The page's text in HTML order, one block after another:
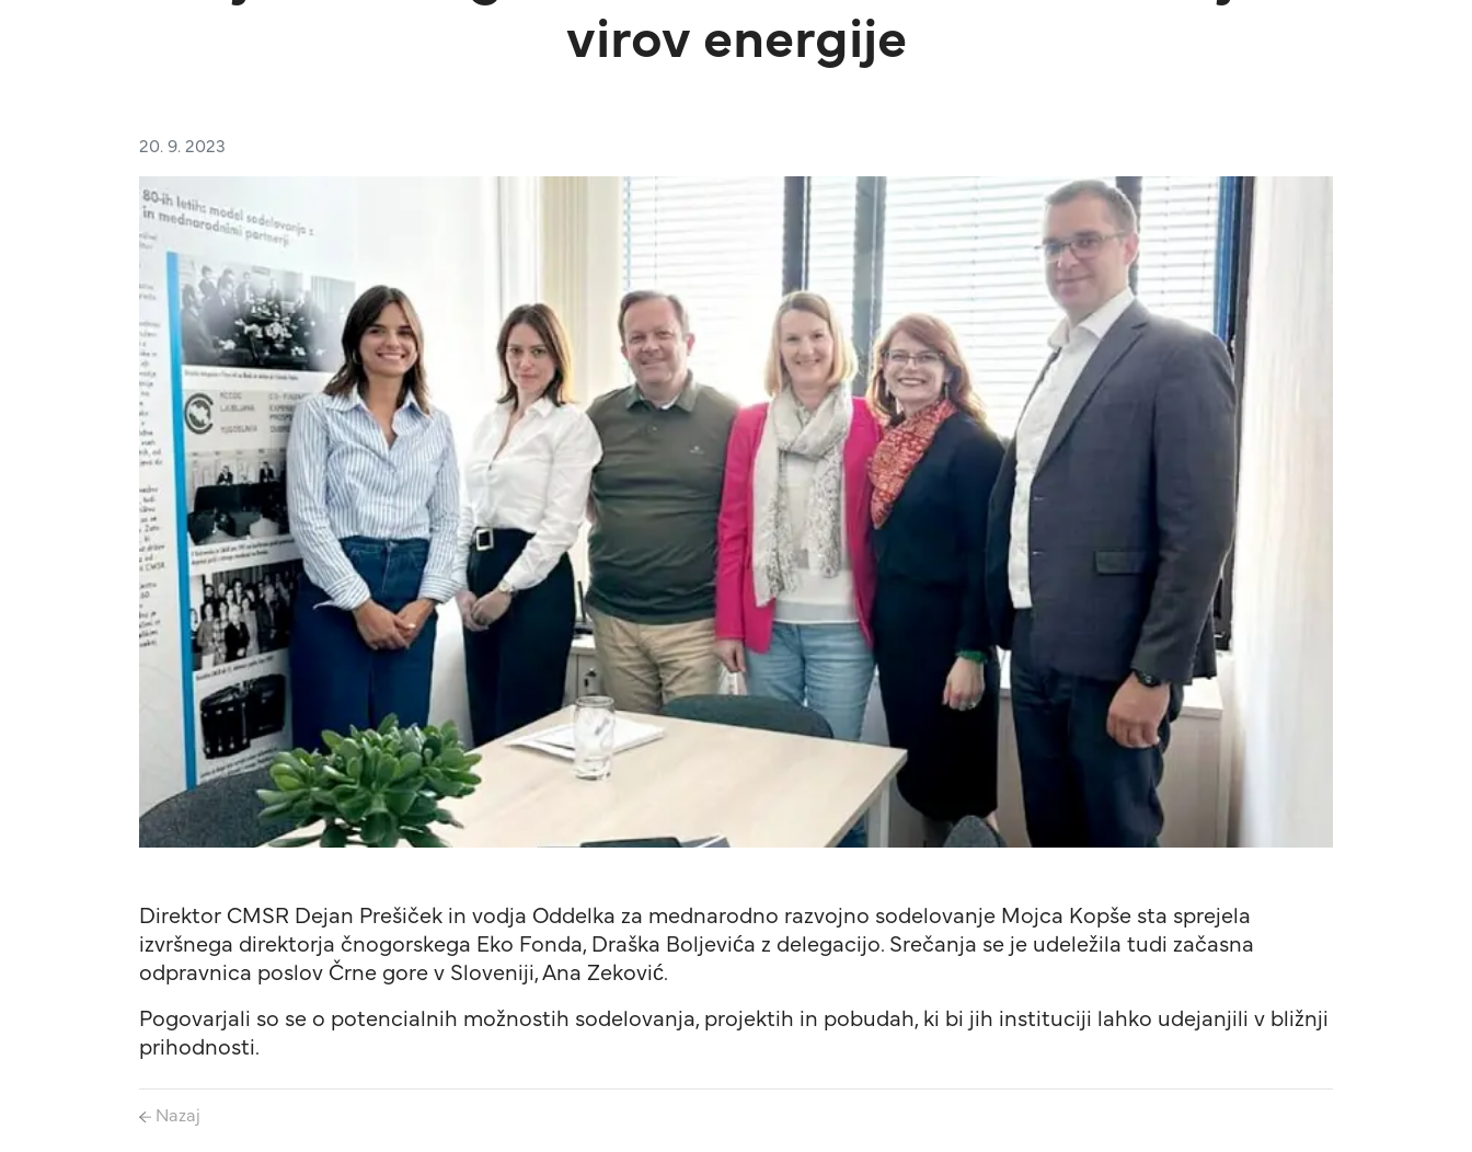
virov energije
20. 9. 2023
Direktor CMSR Dejan Prešiček in vodja Oddelka za mednarodno razvojno sodelovanje Mojca Kopše sta sprejela
izvršnega direktorja čnogorskega Eko Fonda, Draška Boljevića z delegacijo. Srečanja se je udeležila tudi začasna
odpravnica poslov Črne gore v Sloveniji, Ana Zeković.
Pogovarjali so se o potencialnih možnostih sodelovanja, projektih in pobudah, ki bi jih instituciji lahko udejanjili v bližnji
prihodnosti.
Nazaj